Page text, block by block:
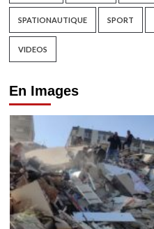
SPATIONAUTIQUE SPORT
VIDEOS
En Images